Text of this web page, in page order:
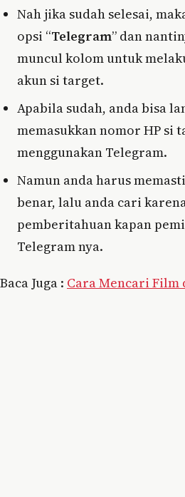
Nah jika sudah selesai,
opsi “Telegram” dan
muncul kolom untuk
akun si target.
Apabila sudah, anda bisa
memasukkan nomor HP si
menggunakan Telegram.
Namun anda harus
benar, lalu anda cari
pemberitahuan kapan
Telegram nya.
Baca Juga : Cara Mencari Film